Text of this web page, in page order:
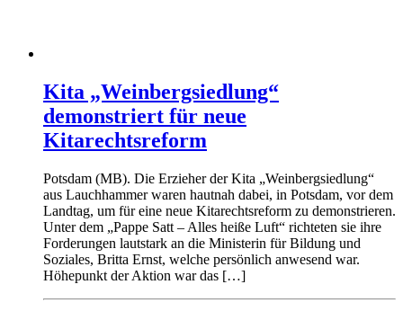
Kita „Weinbergsiedlung“
demonstriert für neue
Kitarechtsreform
Potsdam (MB). Die Erzieher der Kita „Weinbergsiedlung“
aus Lauchhammer waren hautnah dabei, in Potsdam, vor dem
Landtag, um für eine neue Kitarechtsreform zu demonstrieren.
Unter dem „Pappe Satt – Alles heiße Luft“ richteten sie ihre
Forderungen lautstark an die Ministerin für Bildung und
Soziales, Britta Ernst, welche persönlich anwesend war.
Höhepunkt der Aktion war das […]